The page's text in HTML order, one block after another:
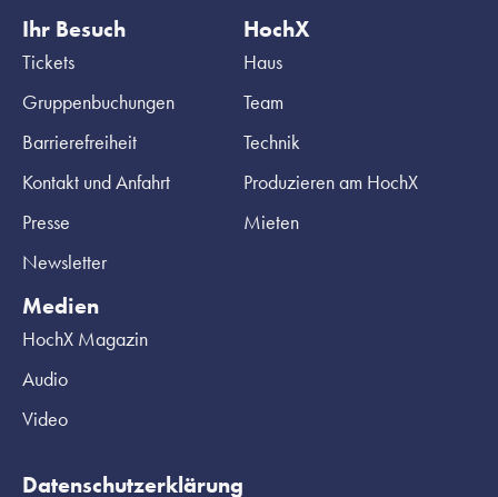
Ihr Besuch
Tickets
Gruppenbuchungen
Barrierefreiheit
Kontakt und Anfahrt
Presse
Newsletter
HochX
Haus
Team
Technik
Produzieren am HochX
Mieten
Medien
HochX Magazin
Audio
Video
Datenschutzerklärung